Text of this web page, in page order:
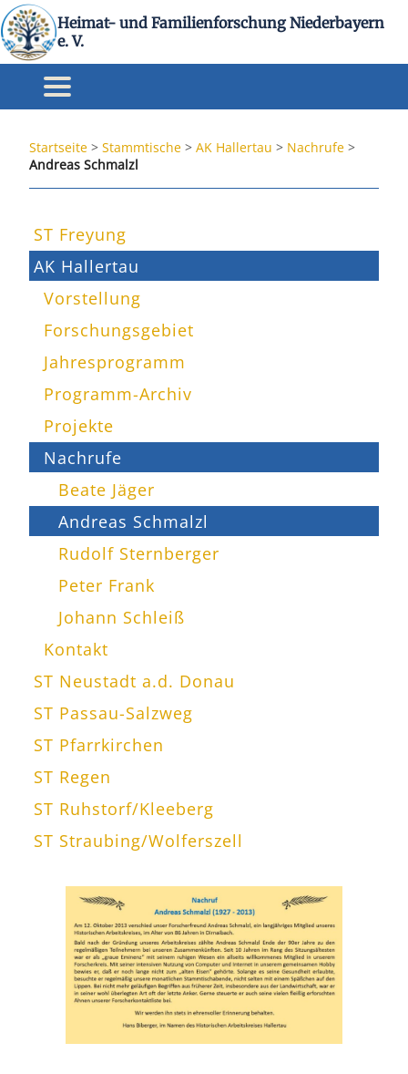
Heimat- und Familienforschung Niederbayern
e. V.
Startseite > Stammtische > AK Hallertau > Nachrufe >
Andreas Schmalzl
ST Freyung
AK Hallertau
Vorstellung
Forschungsgebiet
Jahresprogramm
Programm-Archiv
Projekte
Nachrufe
Beate Jäger
Andreas Schmalzl
Rudolf Sternberger
Peter Frank
Johann Schleiß
Kontakt
ST Neustadt a.d. Donau
ST Passau-Salzweg
ST Pfarrkirchen
ST Regen
ST Ruhstorf/Kleeberg
ST Straubing/Wolferszell